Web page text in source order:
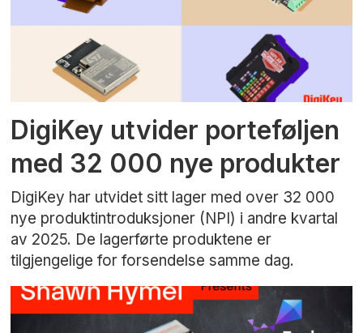
DigiKey utvider porteføljen
med 32 000 nye produkter
DigiKey har utvidet sitt lager med over 32 000
nye produktintroduksjoner (NPI) i andre kvartal
av 2025. De lagerførte produktene er
tilgjengelige for forsendelse samme dag.